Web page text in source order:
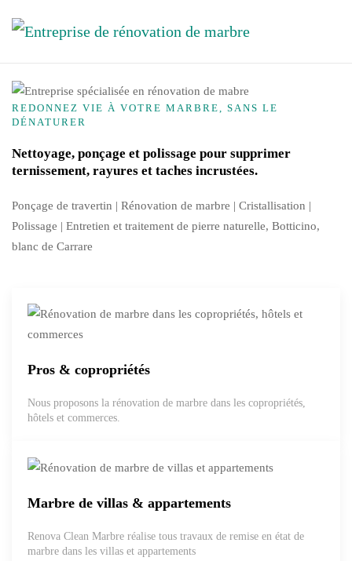
Skip to main content
REDONNEZ VIE À VOTRE MARBRE, SANS LE
DÉNATURER
Nettoyage, ponçage et polissage pour supprimer
ternissement, rayures et taches incrustées.
Ponçage de travertin | Rénovation de marbre | Cristallisation |
Polissage | Entretien et traitement de pierre naturelle, Botticino,
blanc de Carrare
Pros & copropriétés
Nous proposons la rénovation de marbre dans les copropriétés,
hôtels et commerces.
Marbre de villas & appartements
Renova Clean Marbre réalise tous travaux de remise en état de
marbre dans les villas et appartements